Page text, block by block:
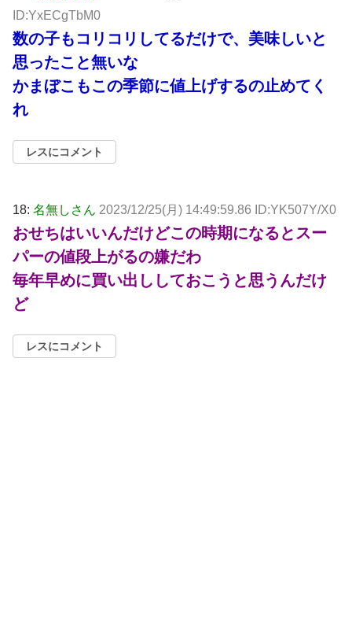
ID:YxECgTbM0
数の子もコリコリしてるだけで、美味しいと
思ったこと無いな
かまぼこもこの季節に値上げするの止めてく
れ
レスにコメント
18: 名無しさん 2023/12/25(月) 14:49:59.86 ID:YK507Y/X0
おせちはいいんだけどこの時期になるとスー
パーの値段上がるの嫌だわ
毎年早めに買い出ししておこうと思うんだけ
ど
レスにコメント